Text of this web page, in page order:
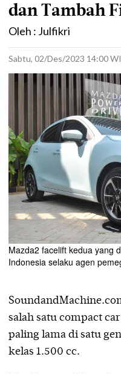
dan Tambah
Oleh : Julfikri
Sabtu, 02/Des/2023 14:00
Mazda2 facelift kedua yang
Indonesia selaku agen
salah satu compact
paling lama di satu
kelas 1.500 cc.